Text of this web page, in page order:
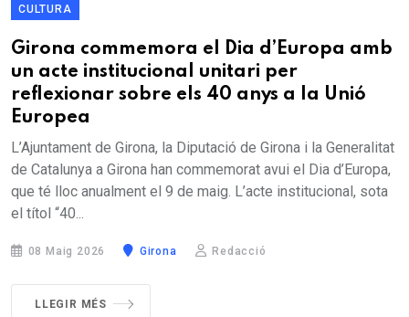
CULTURA
Girona commemora el Dia d’Europa amb
un acte institucional unitari per
reflexionar sobre els 40 anys a la Unió
Europea
L’Ajuntament de Girona, la Diputació de Girona i la Generalitat
de Catalunya a Girona han commemorat avui el Dia d’Europa,
que té lloc anualment el 9 de maig. L’acte institucional, sota
el títol “40...
08 Maig 2026 Girona Redacció
LLEGIR MÉS